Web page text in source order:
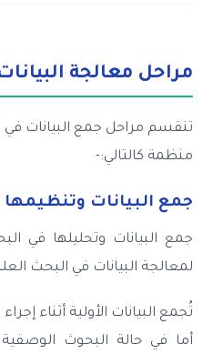
مراحل معالجة
تنقسم مراحل جمع البيانات في
منظمة كالتالي:-
جمع البيانات وتنظيمها
جمع البيانات وتحليلها في
لمعالجة البيانات في البحث
تُجمع البيانات الأولية أثناء
أما في حالة البحوث